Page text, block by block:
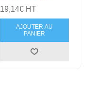
19,14€ HT
AJOUTER AU
PANIER